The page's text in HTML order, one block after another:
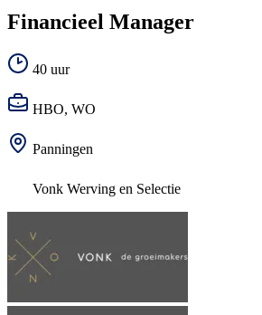
Financieel Manager
40 uur
HBO, WO
Panningen
Vonk Werving en Selectie